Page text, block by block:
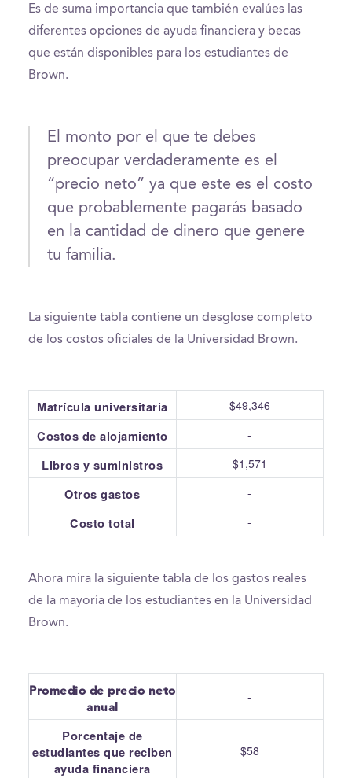
Es de suma importancia que también evalúes las
diferentes opciones de ayuda financiera y becas
que están disponibles para los estudiantes de
Brown.
El monto por el que te debes
preocupar verdaderamente es el
“precio neto” ya que este es el costo
que probablemente pagarás basado
en la cantidad de dinero que genere
tu familia.
La siguiente tabla contiene un desglose completo
de los costos oficiales de la Universidad Brown.
Matrícula universitaria $49,346
Costos de alojamiento -
Libros y suministros $1,571
Otros gastos -
Costo total -
Ahora mira la siguiente tabla de los gastos reales
de la mayoría de los estudiantes en la Universidad
Brown.
Promedio de precio neto
anual
-
Porcentaje de
estudiantes que reciben
ayuda financiera
$58